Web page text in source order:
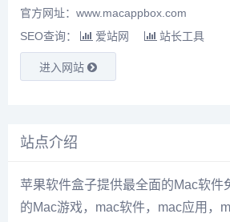
官方网址：www.macappbox.com
SEO查询：
爱站网 站长工具
进入网站
站点介绍
苹果软件盒子提供最全面的Mac软件
的Mac游戏，mac软件，mac应用，